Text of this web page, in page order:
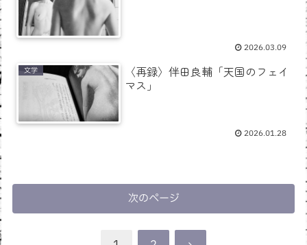
2026.03.09
文学
〈再録〉伴田良輔「天国のフェイ
マス」
2026.01.28
次のページ